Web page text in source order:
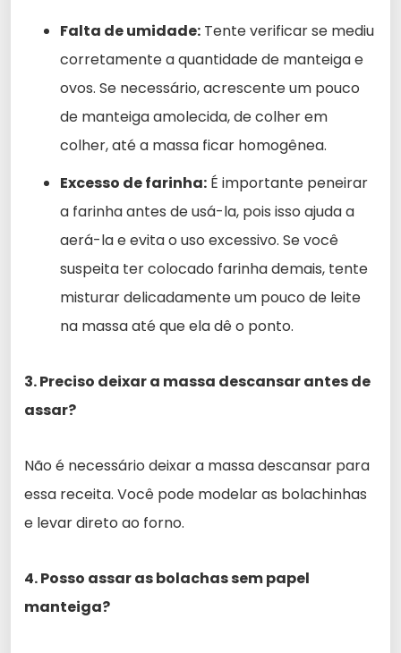
Falta de umidade: Tente verificar se mediu
corretamente a quantidade de manteiga e
ovos. Se necessário, acrescente um pouco
de manteiga amolecida, de colher em
colher, até a massa ficar homogênea.
Excesso de farinha: É importante peneirar
a farinha antes de usá-la, pois isso ajuda a
aerá-la e evita o uso excessivo. Se você
suspeita ter colocado farinha demais, tente
misturar delicadamente um pouco de leite
na massa até que ela dê o ponto.
3. Preciso deixar a massa descansar antes de
assar?
Não é necessário deixar a massa descansar para
essa receita. Você pode modelar as bolachinhas
e levar direto ao forno.
4. Posso assar as bolachas sem papel
manteiga?